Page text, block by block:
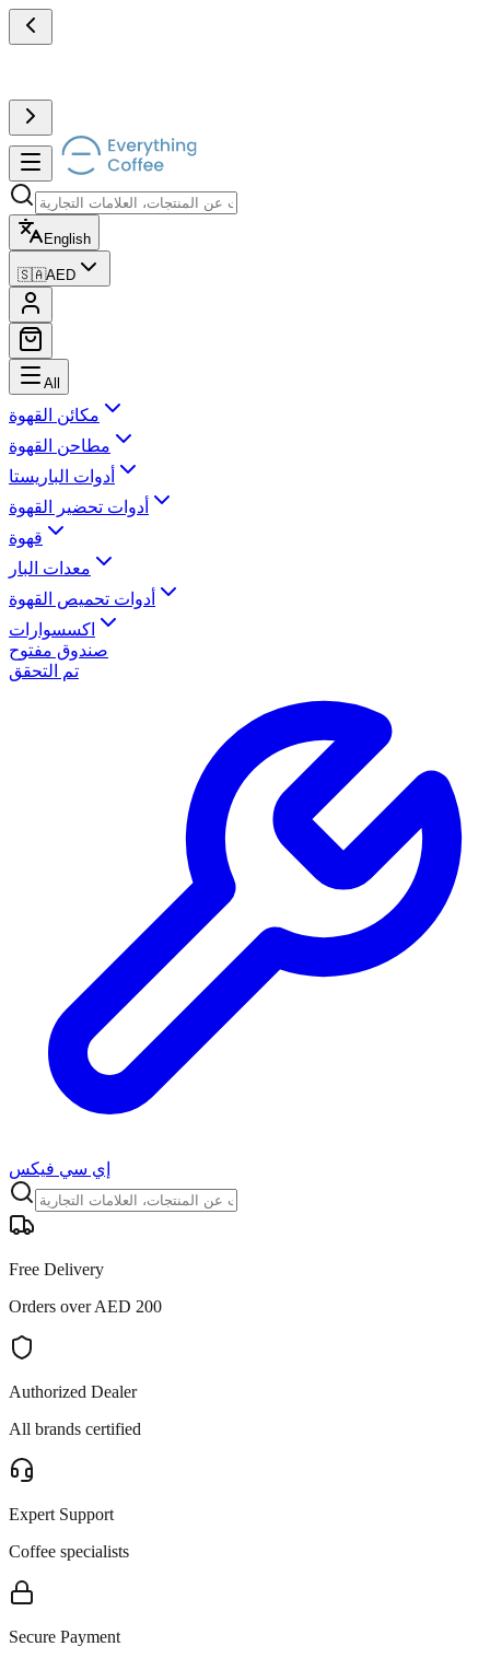
English
🇸🇦AED
All
مكائن القهوة
مطاحن القهوة
أدوات الباريستا
أدوات تحضير القهوة
قهوة
معدات البار
أدوات تحميص القهوة
اكسسوارات
صندوق مفتوح
تم التحقق
إي سي فيكس
Free Delivery
Orders over AED 200
Authorized Dealer
All brands certified
Expert Support
Coffee specialists
Secure Payment